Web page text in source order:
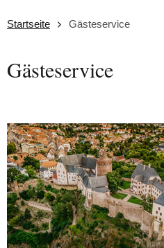
Startseite Gästeservice
Gästeservice